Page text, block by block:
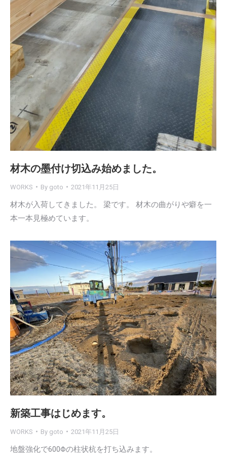
材木の墨付け切込み始めました。
WORKS By goto 2021年11月25日
材木が入荷してきました。 梁です。 材木の曲がりや癖を一
本一本見極めています。
新築工事はじめます。
WORKS By goto 2021年11月25日
地盤強化で600Φの柱状杭を打ち込みます。